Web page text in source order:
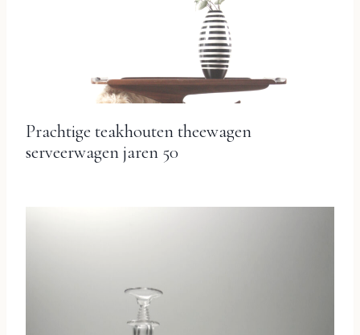
Prachtige teakhouten theewagen
serveerwagen jaren 50